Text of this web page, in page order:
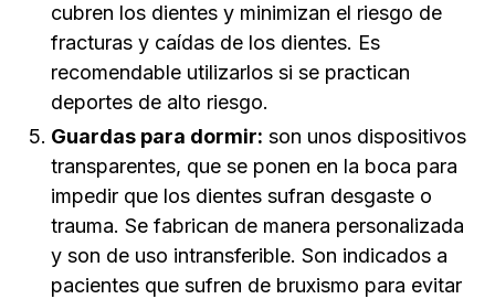
cubren los dientes y minimizan el riesgo de
fracturas y caídas de los dientes. Es
recomendable utilizarlos si se practican
deportes de alto riesgo.
Guardas para dormir: son unos dispositivos
transparentes, que se ponen en la boca para
impedir que los dientes sufran desgaste o
trauma. Se fabrican de manera personalizada
y son de uso intransferible. Son indicados a
pacientes que sufren de bruxismo para evitar